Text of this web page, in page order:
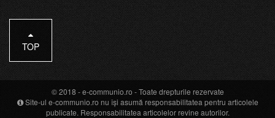
TOP
© 2018 -e-communio.ro - Toate drepturile rezervate
Site-ul e-communio.ro nu își asumă responsabilitatea pentru articolele
publicate. Responsabilitatea articolelor revine autorilor.